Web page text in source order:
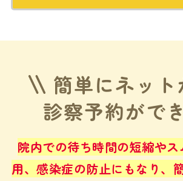
簡単にネット
診察予約がで
院内での待ち時間の短縮や
用、感染症の防止にもなり、